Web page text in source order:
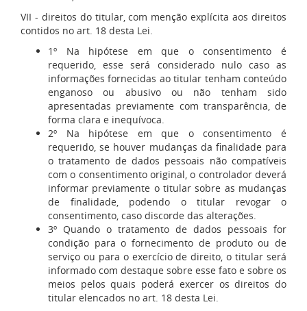
VII - direitos do titular, com menção explícita aos direitos
contidos no art. 18 desta Lei.
1º Na hipótese em que o consentimento é
requerido, esse será considerado nulo caso as
informações fornecidas ao titular tenham conteúdo
enganoso ou abusivo ou não tenham sido
apresentadas previamente com transparência, de
forma clara e inequívoca.
2º Na hipótese em que o consentimento é
requerido, se houver mudanças da finalidade para
o tratamento de dados pessoais não compatíveis
com o consentimento original, o controlador deverá
informar previamente o titular sobre as mudanças
de finalidade, podendo o titular revogar o
consentimento, caso discorde das alterações.
3º Quando o tratamento de dados pessoais for
condição para o fornecimento de produto ou de
serviço ou para o exercício de direito, o titular será
informado com destaque sobre esse fato e sobre os
meios pelos quais poderá exercer os direitos do
titular elencados no art. 18 desta Lei.